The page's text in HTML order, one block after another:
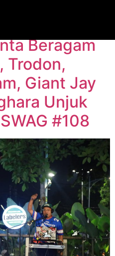
Beragam
Trodon,
Giant Jay
Unjuk
#108